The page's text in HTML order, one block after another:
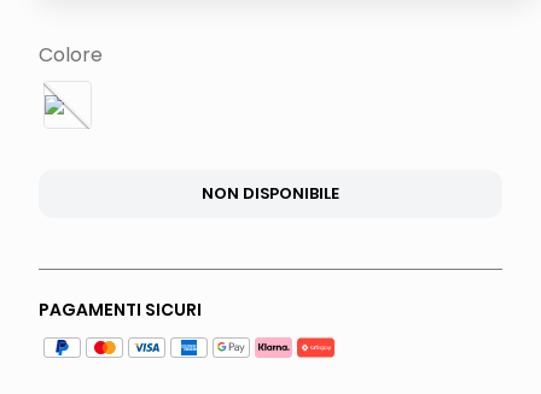
Colore
NON DISPONIBILE
PAGAMENTI SICURI